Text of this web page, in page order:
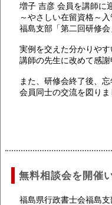
増子 吉彦 会員を講師に
～やさしい在留資格～
福島支部「第二回研修会
実例を交えた分かりやす
講師の先生に改めて感謝
また、研修会終了後、
会員同士の交流を図りま
無料相談会を開催
福島県行政書士会福島支